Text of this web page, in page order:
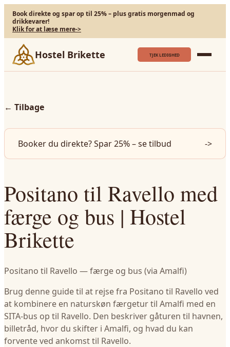
Book direkte og spar op til 25% – plus gratis morgenmad og
drikkevarer!
Klik for at læse mere->
Hostel Brikette TJEK LEDIGHED
← Tilbage
Booker du direkte? Spar 25% – se tilbud ->
Positano til Ravello med
færge og bus | Hostel
Brikette
Positano til Ravello — færge og bus (via Amalfi)
Brug denne guide til at rejse fra Positano til Ravello ved
at kombinere en naturskøn færgetur til Amalfi med en
SITA-bus op til Ravello. Den beskriver gåturen til havnen,
billetråd, hvor du skifter i Amalfi, og hvad du kan
forvente ved ankomst til Ravello.